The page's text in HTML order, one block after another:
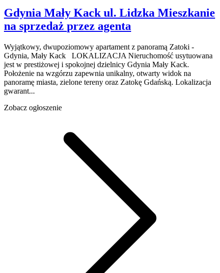
Gdynia Mały Kack ul. Lidzka Mieszkanie
na sprzedaż przez agenta
Wyjątkowy, dwupoziomowy apartament z panoramą Zatoki -
Gdynia, Mały Kack LOKALIZACJA Nieruchomość usytuowana
jest w prestiżowej i spokojnej dzielnicy Gdynia Mały Kack.
Położenie na wzgórzu zapewnia unikalny, otwarty widok na
panoramę miasta, zielone tereny oraz Zatokę Gdańską. Lokalizacja
gwarant...
Zobacz ogłoszenie